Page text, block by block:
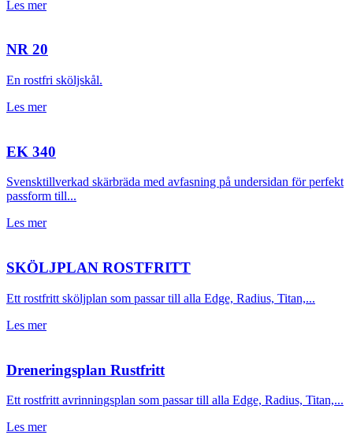
Les mer
NR 20
En rostfri sköljskål.
Les mer
EK 340
Svensktillverkad skärbräda med avfasning på undersidan för perfekt
passform till...
Les mer
SKÖLJPLAN ROSTFRITT
Ett rostfritt sköljplan som passar till alla Edge, Radius, Titan,...
Les mer
Dreneringsplan Rustfritt
Ett rostfritt avrinningsplan som passar till alla Edge, Radius, Titan,...
Les mer